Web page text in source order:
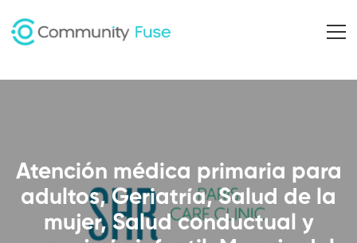
Atención médica primaria para
adultos, Geriatría, Salud de la
mujer, Salud conductual y